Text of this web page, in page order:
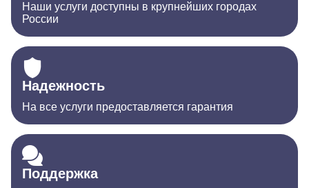
Наши услуги доступны в крупнейших городах
России
Надежность
На все услуги предоставляется гарантия
Поддержка